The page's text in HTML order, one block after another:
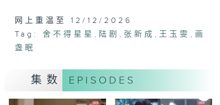
网上重温至 12/12/2026
Tag:
舍不得星星 , 陆剧 , 张新成 , 王玉雯 , 画
盏眠
集数 EPISODES